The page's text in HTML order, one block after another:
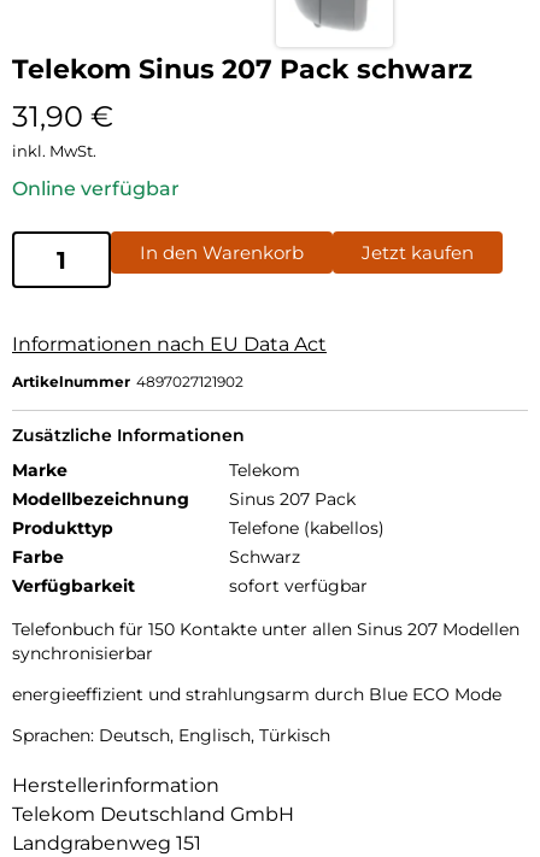
Telekom Sinus 207 Pack schwarz
31,90 €
inkl. MwSt.
Online verfügbar
In den Warenkorb Jetzt kaufen
Informationen nach EU Data Act
Artikelnummer 4897027121902
Zusätzliche Informationen
Marke
Telekom
Modellbezeichnung
Sinus 207 Pack
Produkttyp
Telefone (kabellos)
Farbe
Schwarz
Verfügbarkeit
sofort verfügbar
Telefonbuch für 150 Kontakte unter allen Sinus 207 Modellen
synchronisierbar
energieeffizient und strahlungsarm durch Blue ECO Mode
Sprachen: Deutsch, Englisch, Türkisch
Herstellerinformation
Telekom Deutschland GmbH
Landgrabenweg 151